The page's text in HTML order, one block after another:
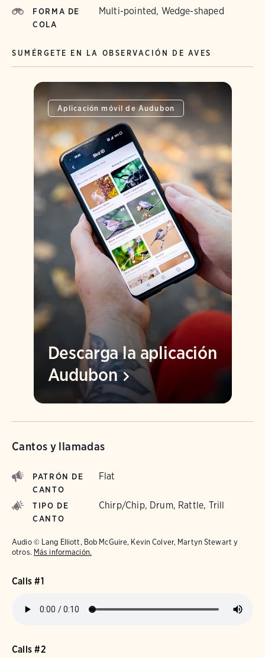
FORMA DE
COLA
Multi-pointed, Wedge-shaped
SUMÉRGETE EN LA OBSERVACIÓN DE AVES
Aplicación móvil de Audubon
Descarga la aplicación
Audubon
Cantos y llamadas
PATRÓN DE
CANTO
Flat
TIPO DE
CANTO
Chirp/Chip, Drum, Rattle, Trill
Audio © Lang Elliott, Bob McGuire, Kevin Colver, Martyn Stewart y
otros. Más información.
Calls #1
Calls #2